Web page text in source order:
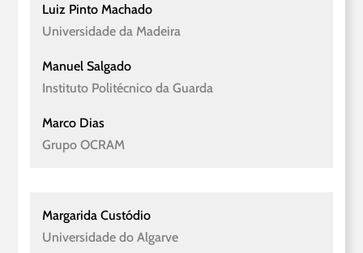
Luiz Pinto Machado
Universidade da Madeira
Manuel Salgado
Instituto Politécnico da Guarda
Marco Dias
Grupo OCRAM
Margarida Custódio
Universidade do Algarve